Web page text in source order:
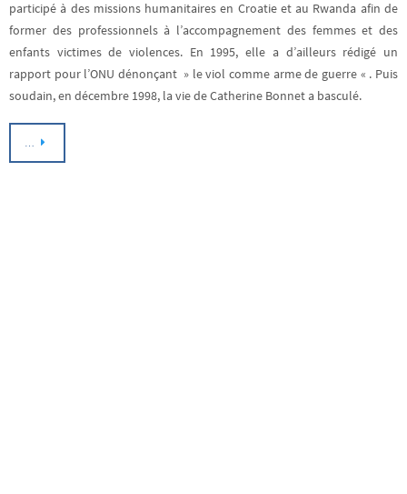
participé à des missions humanitaires en Croatie et au Rwanda afin de
former des professionnels à l’accompagnement des femmes et des
enfants victimes de violences. En 1995, elle a d’ailleurs rédigé un
rapport pour l’ONU dénonçant » le viol comme arme de guerre « . Puis
soudain, en décembre 1998, la vie de Catherine Bonnet a basculé.
…